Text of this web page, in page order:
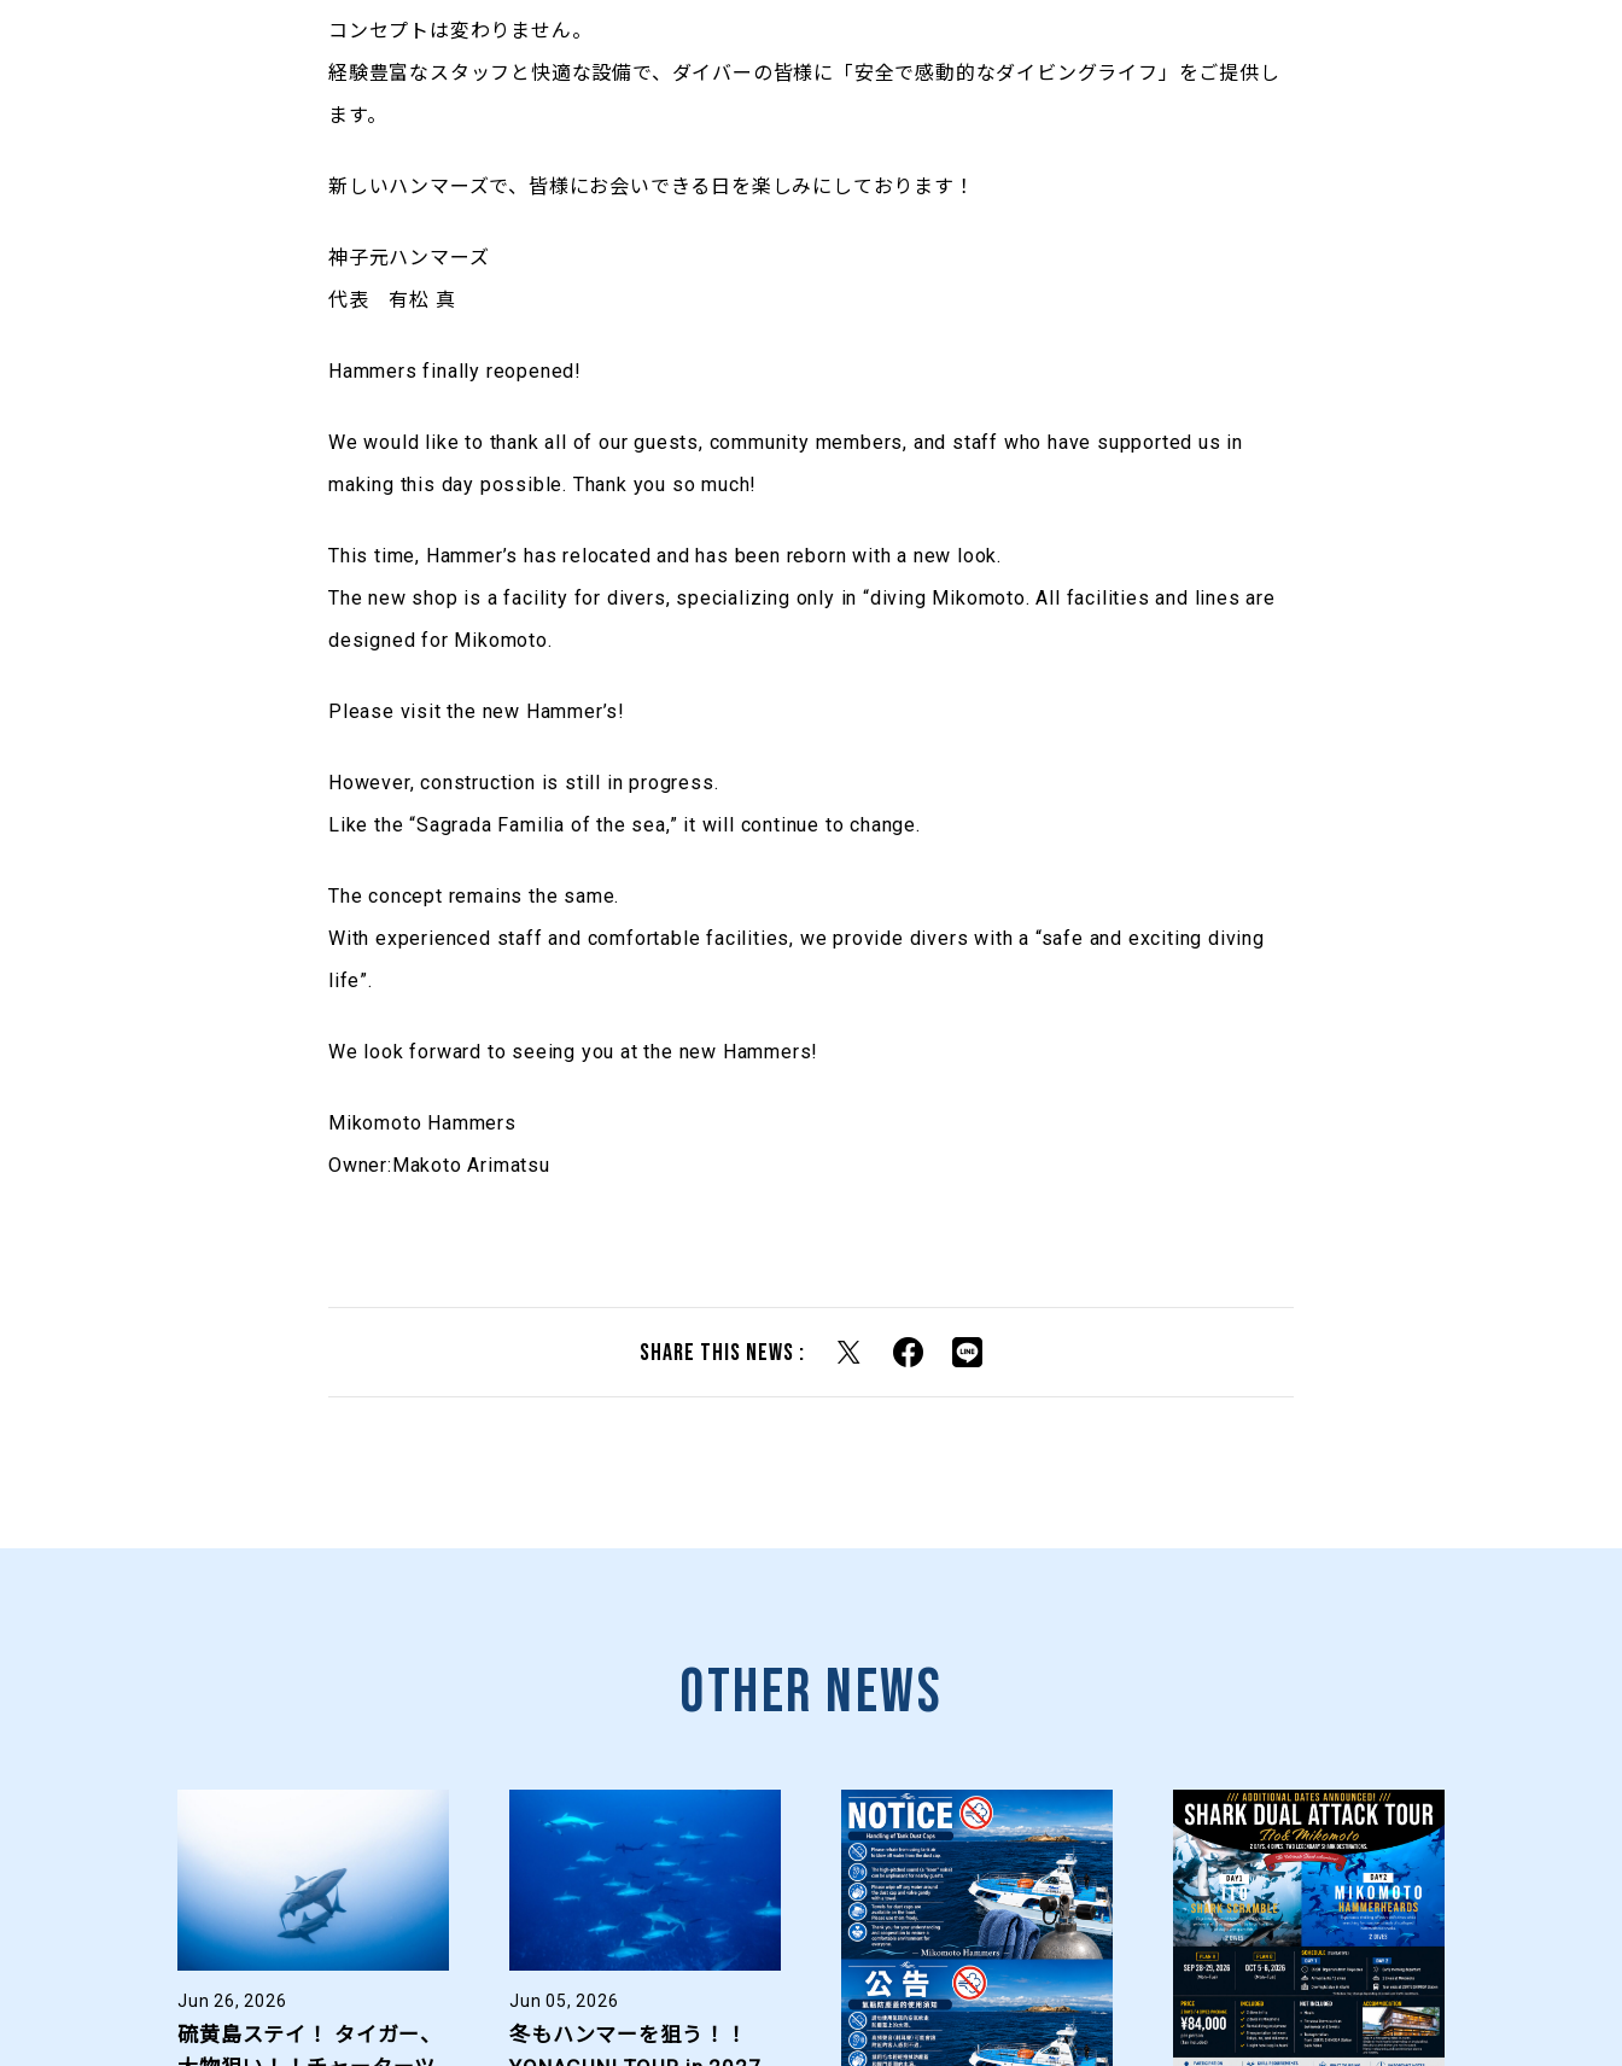
コンセプトは変わりません。
経験豊富なスタッフと快適な設備で、ダイバーの皆様に「安全で感動的なダイビングライフ」をご提供し
ます。
新しいハンマーズで、皆様にお会いできる日を楽しみにしております！
神子元ハンマーズ
代表 有松 真
Hammers finally reopened!
We would like to thank all of our guests, community members, and staff who have supported us in
making this day possible. Thank you so much!
This time, Hammer’s has relocated and has been reborn with a new look.
The new shop is a facility for divers, specializing only in “diving Mikomoto. All facilities and lines are
designed for Mikomoto.
Please visit the new Hammer’s!
However, construction is still in progress.
Like the “Sagrada Familia of the sea,” it will continue to change.
The concept remains the same.
With experienced staff and comfortable facilities, we provide divers with a “safe and exciting diving
life”.
We look forward to seeing you at the new Hammers!
Mikomoto Hammers
Owner:Makoto Arimatsu
Share this news :
Other News
Jun 26, 2026
硫黄島ステイ！ タイガー、
Jun 05, 2026
冬もハンマーを狙う！！